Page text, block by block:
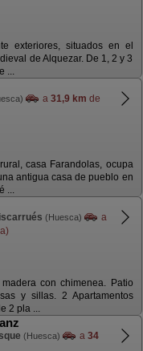
exteriores, situados en el
de Alquezar. De 1, 2 y 3
...
a 31,9 km de
casa Farandolas, ocupa
antigua casa de pueblo en
...
(Huesca)
a
con chimenea. Patio
y sillas. 2 Apartamentos
2 pla ...
(Huesca) a 34